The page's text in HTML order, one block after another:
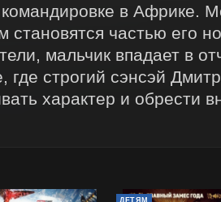
командировке в Африке.
частью его
мальчик впадает в
где строгий сэнсэй
характер и обрести
ДЕТЯМ